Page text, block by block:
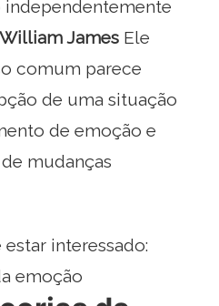
independentemente
William James Ele
comum parece
de uma situação
de emoção e
mudanças
interessado:
emoção